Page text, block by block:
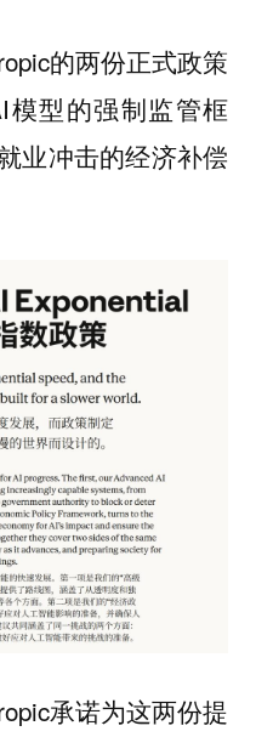
的两份正式政策
型的强制监管框
业冲击的经济补偿
承诺为这两份提